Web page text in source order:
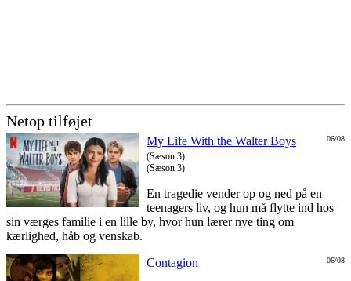
Netop tilføjet
06/08
My Life With the Walter Boys
(Sæson 3)
(Sæson 3)
En tragedie vender op og ned på en
teenagers liv, og hun må flytte ind hos
sin værges familie i en lille by, hvor hun lærer nye ting om
kærlighed, håb og venskab.
06/08
Contagion